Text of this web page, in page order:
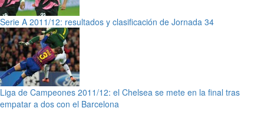
Serie A 2011/12: resultados y clasificación de Jornada 34
Liga de Campeones 2011/12: el Chelsea se mete en la final tras
empatar a dos con el Barcelona